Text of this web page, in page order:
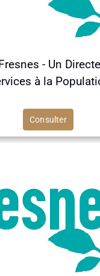
- Un
à la
Consulter